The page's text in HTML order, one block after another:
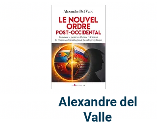
Alexandre del
Valle